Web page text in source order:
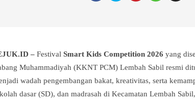
– Festival Smart Kids Competition 2026 yang
Muhammadiyah (KKNT PCM) Lembah Sabil resmi
wadah pengembangan bakat, kreativitas, serta
dasar (SD), dan madrasah di Kecamatan Lembah